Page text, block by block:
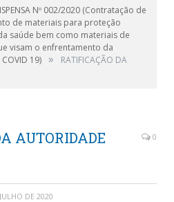
Nº 002/2020 (Contratação de
de materiais para proteção
saúde bem como materiais de
visam o enfrentamento da
19) »
RATIFICAÇÃO DA
AUTORIDADE
0
DE 2020